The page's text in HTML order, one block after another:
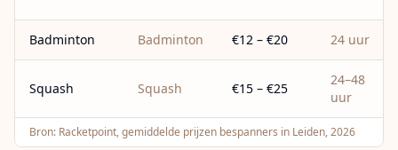
Badminton Badminton €12 – €20 24 uur
Squash Squash €15 – €25
24–48
uur
Bron: Racketpoint, gemiddelde prijzen bespanners in Leiden, 2026